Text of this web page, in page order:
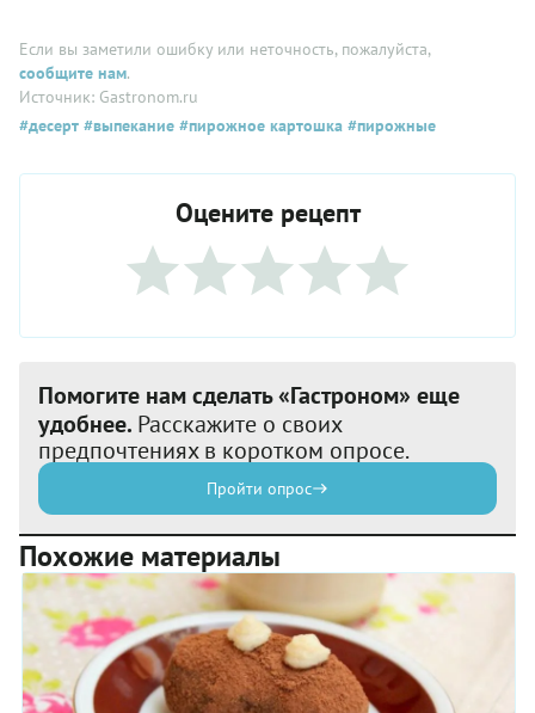
Если вы заметили ошибку или неточность, пожалуйста,
сообщите нам.
Источник: Gastronom.ru
#десерт #выпекание #пирожное картошка #пирожные
Оцените рецепт
Помогите нам сделать «Гастроном» еще
удобнее. Расскажите о своих
предпочтениях в коротком опросе.
Пройти опрос
Похожие материалы